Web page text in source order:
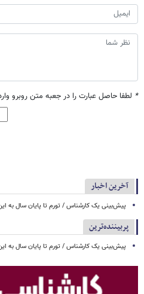
* لطفا حاصل عبارت را در جعبه متن روبرو
آخرین اخبار
پیش‌بینی یک کارشناس / تورم تا پایان سال به
پربیننده‌ترین
پیش‌بینی یک کارشناس / تورم تا پایان سال به